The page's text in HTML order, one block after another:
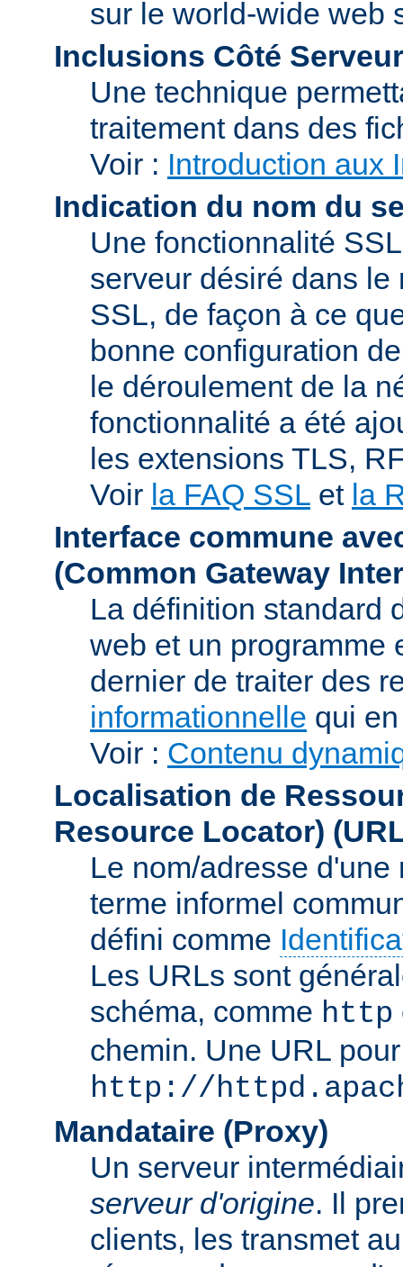
sur le world-wide web
Inclusions Côté
Une technique
traitement dans des
Voir : Introduction aux
Indication du nom du
Une fonctionnalité
serveur désiré dans
SSL, de façon à ce
bonne configuration
le déroulement de la
fonctionnalité a été
les extensions TLS,
Voir la FAQ SSL et la
Interface commune
(Common Gateway
La définition standard
web et un programme
dernier de traiter des
informationnelle qui
Voir : Contenu
Localisation de
Resource Locator)
Le nom/adresse
terme informel
défini comme
Les URLs sont
schéma, comme http
chemin. Une URL
http://
Mandataire (Proxy)
Un serveur
serveur d'origine. Il
clients, les transmet